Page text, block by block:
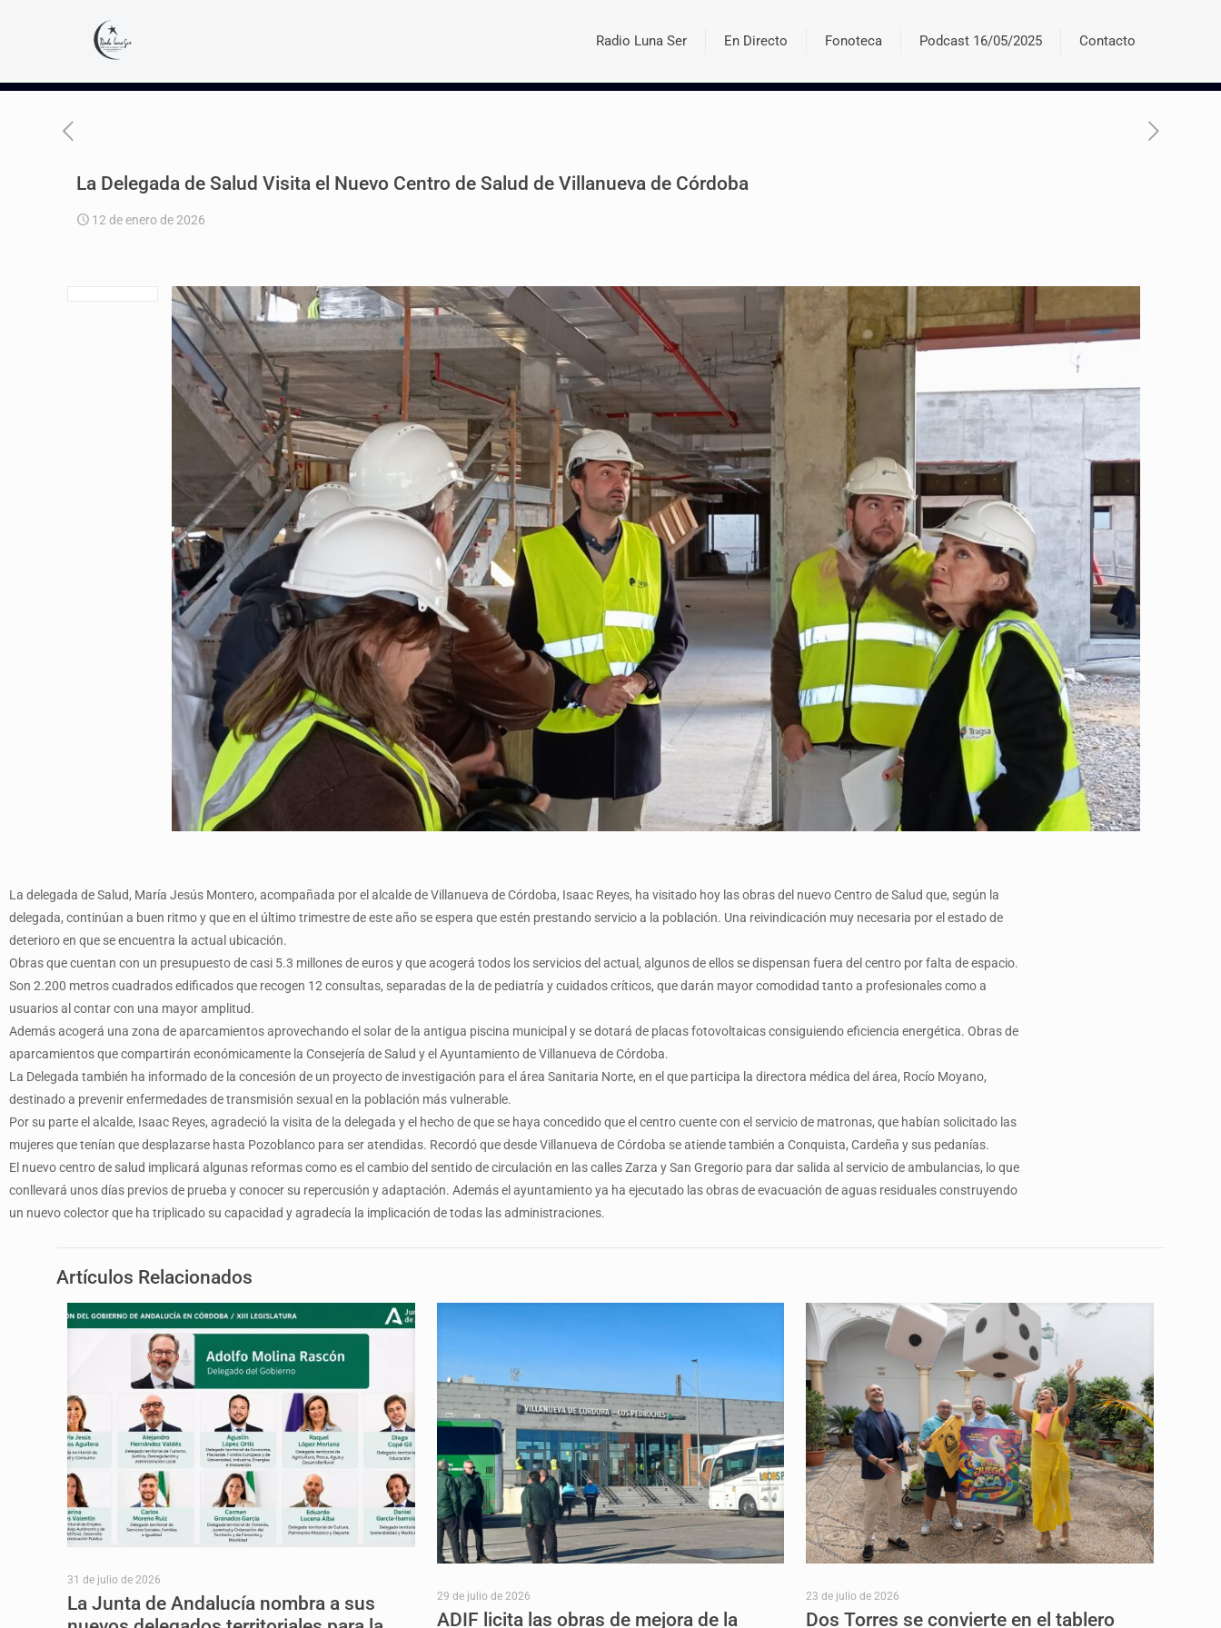
Radio Luna Ser En Directo Fonoteca Podcast 16/05/2025 Contacto
La Delegada de Salud Visita el Nuevo Centro de Salud de Villanueva de Córdoba
12 de enero de 2026
La delegada de Salud, María Jesús Montero, acompañada por el alcalde de Villanueva de Córdoba, Isaac Reyes, ha visitado hoy las obras del nuevo Centro de Salud que, según la
delegada, continúan a buen ritmo y que en el último trimestre de este año se espera que estén prestando servicio a la población. Una reivindicación muy necesaria por el estado de
deterioro en que se encuentra la actual ubicación.
Obras que cuentan con un presupuesto de casi 5.3 millones de euros y que acogerá todos los servicios del actual, algunos de ellos se dispensan fuera del centro por falta de espacio.
Son 2.200 metros cuadrados edificados que recogen 12 consultas, separadas de la de pediatría y cuidados críticos, que darán mayor comodidad tanto a profesionales como a
usuarios al contar con una mayor amplitud.
Además acogerá una zona de aparcamientos aprovechando el solar de la antigua piscina municipal y se dotará de placas fotovoltaicas consiguiendo eficiencia energética. Obras de
aparcamientos que compartirán económicamente la Consejería de Salud y el Ayuntamiento de Villanueva de Córdoba.
La Delegada también ha informado de la concesión de un proyecto de investigación para el área Sanitaria Norte, en el que participa la directora médica del área, Rocío Moyano,
destinado a prevenir enfermedades de transmisión sexual en la población más vulnerable.
Por su parte el alcalde, Isaac Reyes, agradeció la visita de la delegada y el hecho de que se haya concedido que el centro cuente con el servicio de matronas, que habían solicitado las
mujeres que tenían que desplazarse hasta Pozoblanco para ser atendidas. Recordó que desde Villanueva de Córdoba se atiende también a Conquista, Cardeña y sus pedanías.
El nuevo centro de salud implicará algunas reformas como es el cambio del sentido de circulación en las calles Zarza y San Gregorio para dar salida al servicio de ambulancias, lo que
conllevará unos días previos de prueba y conocer su repercusión y adaptación. Además el ayuntamiento ya ha ejecutado las obras de evacuación de aguas residuales construyendo
un nuevo colector que ha triplicado su capacidad y agradecía la implicación de todas las administraciones.
Artículos Relacionados
31 de julio de 2026
La Junta de Andalucía nombra a sus
29 de julio de 2026
ADIF licita las obras de mejora de la
23 de julio de 2026
Dos Torres se convierte en el tablero